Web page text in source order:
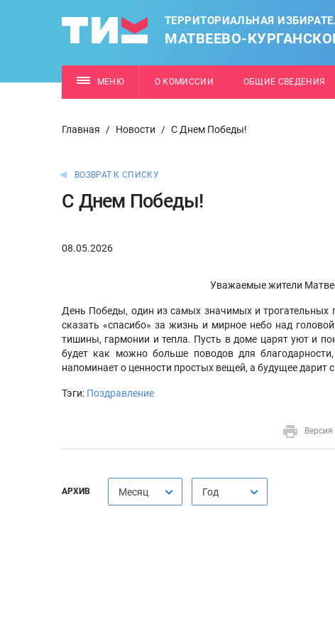
ТЕРРИТОРИАЛЬНАЯ
МАТВЕЕВО-
МЕНЮ О КОМИССИИ ОБЩИЕ СВЕДЕНИЯ
Главная / Новости / С Днем Победы!
ВОЗВРАТ К СПИСКУ
С Днем Победы!
08.05.2026
Уважаемые жители
День Победы, один из самых значимых и трогательных
сказать «спасибо» за жизнь и мирное небо над
тишины, гармонии и тепла. Пусть в доме царят уют и
будет как можно больше поводов для
напоминает о ценности простых вещей, а будущее дарит
Тэги: Поздравление
АРХИВ Месяц Год